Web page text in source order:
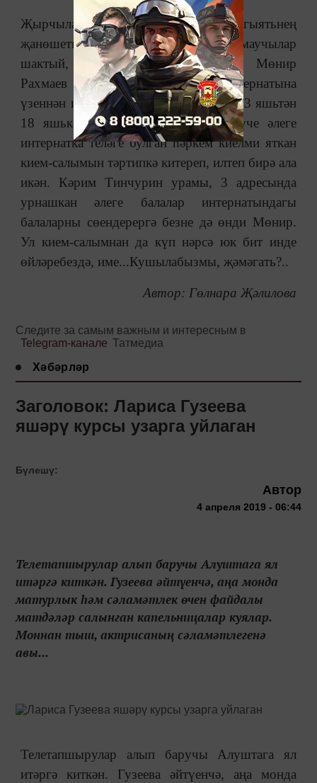
Җырчылар арасында да әлеге җәмгыятьнең
җанөшеткеч күренешенә битараф булмаучылар
шактый, шөкер. Мисалга, җырчы Мөнир
Рахмаев күптән түгел балалар интернатына
үзеннән игелек өлеше кертеп чыккан. 3 яшьтән
18 яшькә кадәр балалар тәрбияләнүче әлеге
интернатка теләге булган һәркем киелми яткан
кием-салымын тәртипкә китереп, илтеп бирә ала
икән. Кәрим Тинчурин урамы, 3 адресында
урнашкан әлеге балалар интернатындагы
балаларны сөендерергә безне дә өнди Мөнир.
Ул кием-салымнан да күп нәрсә юк бит инде
өйләребездә, име...Кушылабызмы, җәмәгать?..
Автор: Гөлнара Җәлилова
Следите за самым важным и интересным в
Telegram-канале Татмедиа
Хәбәрләр
Заголовок: Лариса Гузеева
яшәрү курсы узарга уйлаган
Бүлешү:
Автор
4 апреля 2019 - 06:44
Телетапшырулар алып баручы Алуштага ял
итәргә киткән. Гузеева әйтүенчә, аңа монда
матурлык һәм сәламәтлек өчен файдалы
матдәләр салынган капельницалар куялар.
Моннан тыш, актрисаның сәламәтлегенә
авы...
Телетапшырулар алып баручы Алуштага ял
итәргә киткән. Гузеева әйтүенчә, аңа монда